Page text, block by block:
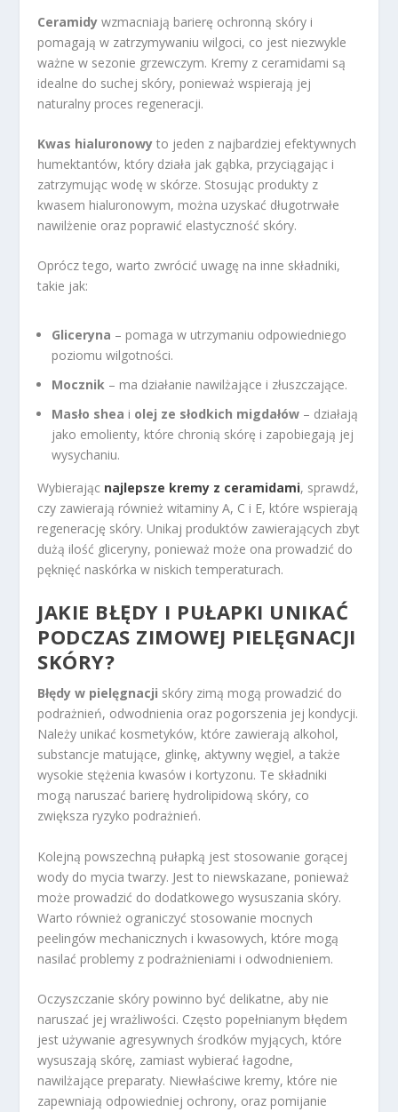
Ceramidy wzmacniają barierę ochronną skóry i
pomagają w zatrzymywaniu wilgoci, co jest niezwykle
ważne w sezonie grzewczym. Kremy z ceramidami są
idealne do suchej skóry, ponieważ wspierają jej
naturalny proces regeneracji.
Kwas hialuronowy to jeden z najbardziej efektywnych
humektantów, który działa jak gąbka, przyciągając i
zatrzymując wodę w skórze. Stosując produkty z
kwasem hialuronowym, można uzyskać długotrwałe
nawilżenie oraz poprawić elastyczność skóry.
Oprócz tego, warto zwrócić uwagę na inne składniki,
takie jak:
Gliceryna – pomaga w utrzymaniu odpowiedniego
poziomu wilgotności.
Mocznik – ma działanie nawilżające i złuszczające.
Masło shea i olej ze słodkich migdałów – działają
jako emolienty, które chronią skórę i zapobiegają jej
wysychaniu.
Wybierając najlepsze kremy z ceramidami, sprawdź,
czy zawierają również witaminy A, C i E, które wspierają
regenerację skóry. Unikaj produktów zawierających zbyt
dużą ilość gliceryny, ponieważ może ona prowadzić do
pęknięć naskórka w niskich temperaturach.
JAKIE BŁĘDY I PUŁAPKI UNIKAĆ
PODCZAS ZIMOWEJ PIELĘGNACJI
SKÓRY?
Błędy w pielęgnacji skóry zimą mogą prowadzić do
podrażnień, odwodnienia oraz pogorszenia jej kondycji.
Należy unikać kosmetyków, które zawierają alkohol,
substancje matujące, glinkę, aktywny węgiel, a także
wysokie stężenia kwasów i kortyzonu. Te składniki
mogą naruszać barierę hydrolipidową skóry, co
zwiększa ryzyko podrażnień.
Kolejną powszechną pułapką jest stosowanie gorącej
wody do mycia twarzy. Jest to niewskazane, ponieważ
może prowadzić do dodatkowego wysuszania skóry.
Warto również ograniczyć stosowanie mocnych
peelingów mechanicznych i kwasowych, które mogą
nasilać problemy z podrażnieniami i odwodnieniem.
Oczyszczanie skóry powinno być delikatne, aby nie
naruszać jej wrażliwości. Często popełnianym błędem
jest używanie agresywnych środków myjących, które
wysuszają skórę, zamiast wybierać łagodne,
nawilżające preparaty. Niewłaściwe kremy, które nie
zapewniają odpowiedniej ochrony, oraz pomijanie